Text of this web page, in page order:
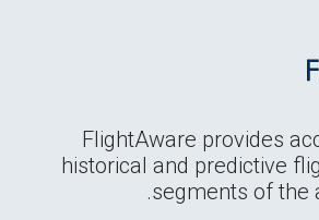
FlightAware provides
historical and predictive
segments of the